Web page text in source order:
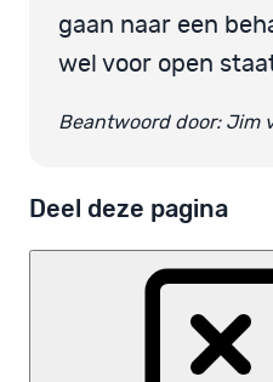
gaan naar een
wel voor open
Beantwoord door: Jim
Deel deze pagina